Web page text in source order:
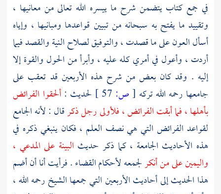
في جمع كتاب يتضمن شرح ما ييسره الله تعالى من معانيها ،
وتقييد ما يفتح به سبحانه من تبيين قواعدها ومبانيها ، وإياه
أسأل العون على ما قصدت ، والتوفيق لصلاح النية والقصد فيما
أردت ، وأعول في أمري كله عليه ، وأبرأ من الحول والقوة إلا
إليه . وقد كان بعض من شرح هذه الأربعين قد تعقب على
جامعها رحمه الله تركه [ص: لحديث :ألحقوا الفرائض
بأهلها ، فما أبقت الفرائض ، فلأولى رجل ذكرقال : لأنه الجامع
لقواعد الفرائض التي هي نصف العلم ، فكان ينبغي ذكره في
هذه الأحاديث الجامعة ، كما ذكر حديث البينة على المدعي ،
واليمين على من أنكرلجمعه لأحكام القضاء . فرأيت أنا أن أضم
هذا الحديث إلى أحاديث الأربعين التي جمعها الشيخ رحمه الله ،